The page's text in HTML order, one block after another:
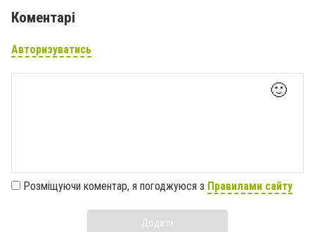
Коментарі
Авторизуватись
🙂
Розміщуючи коментар, я погоджуюся з Правилами сайту
Додати